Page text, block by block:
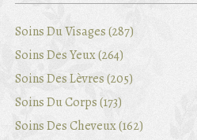
Soins Du Visages (287)
Soins Des Yeux (264)
Soins Des Lèvres (205)
Soins Du Corps (173)
Soins Des Cheveux (162)